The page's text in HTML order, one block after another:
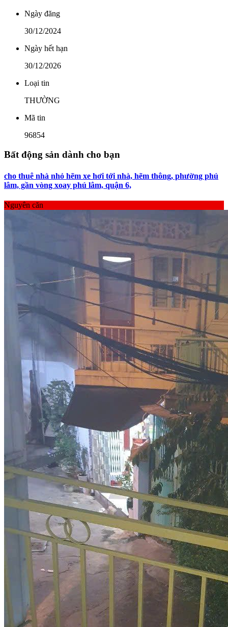
Ngày đăng
30/12/2024
Ngày hết hạn
30/12/2026
Loại tin
THƯỜNG
Mã tin
96854
Bất động sản dành cho bạn
cho thuê nhà nhỏ hẽm xe hơi tới nhà, hẽm thông, phường phú
lâm, gần vòng xoay phú lâm, quận 6,
Nguyên căn